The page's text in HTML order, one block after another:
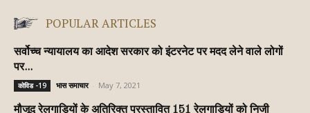
POPULAR ARTICLES
सर्वोच्च न्यायालय का आदेश सरकार को इंटरनेट पर मदद लेने वाले लोगों
पर...
कोविड -19 भास समाचार May 7, 2021
मौजूद रेलगाड़ियों के अतिरिक्त प्रस्तावित 151 रेलगाड़ियों को निजी